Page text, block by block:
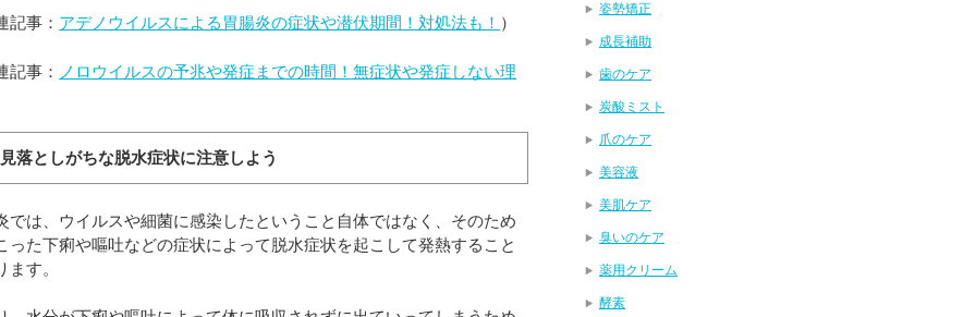
記事： アデノウイルスによる胃腸炎の症状や潜伏期間！対処法も！ ）
記事： ノロウイルスの予兆や発症までの時間！無症状や発症しない理
落としがちな脱水症状に注意しよう
では、ウイルスや細菌に感染したということ自体ではなく、そのため
った下痢や嘔吐などの症状によって脱水症状を起こして発熱すること
ます。
姿勢矯正
成長補助
歯のケア
炭酸ミスト
爪のケア
美容液
美肌ケア
臭いのケア
薬用クリーム
酵素